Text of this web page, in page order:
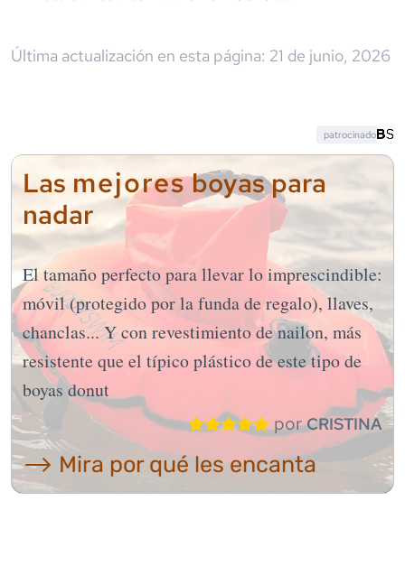
Última actualización en esta página: 21 de junio, 2026
Las mejoresboyas para
nadar
El tamaño perfecto para llevar lo imprescindible:
móvil (protegido por la funda de regalo), llaves,
chanclas... Y con revestimiento de nailon, más
resistente que el típico plástico de este tipo de
boyas donut
porCRISTINA
⟶ Mira por qué les encanta
patrocinado